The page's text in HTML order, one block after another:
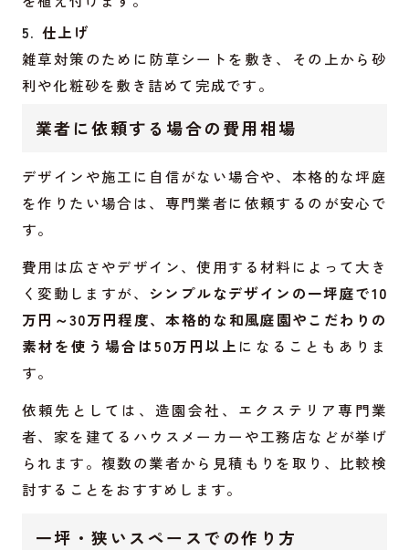
仕上げ
雑草対策のために防草シートを敷き、その上から砂
利や化粧砂を敷き詰めて完成です。
業者に依頼する場合の費用相場
デザインや施工に自信がない場合や、本格的な坪庭
を作りたい場合は、専門業者に依頼するのが安心で
す。
費用は広さやデザイン、使用する材料によって大き
く変動しますが、 シンプルなデザインの一坪庭で10
万円～30万円程度、本格的な和風庭園やこだわりの
素材を使う場合は50万円以上 になることもありま
す。
依頼先としては、造園会社、エクステリア専門業
者、家を建てるハウスメーカーや工務店などが挙げ
られます。複数の業者から見積もりを取り、比較検
討することをおすすめします。
一坪・狭いスペースでの作り方